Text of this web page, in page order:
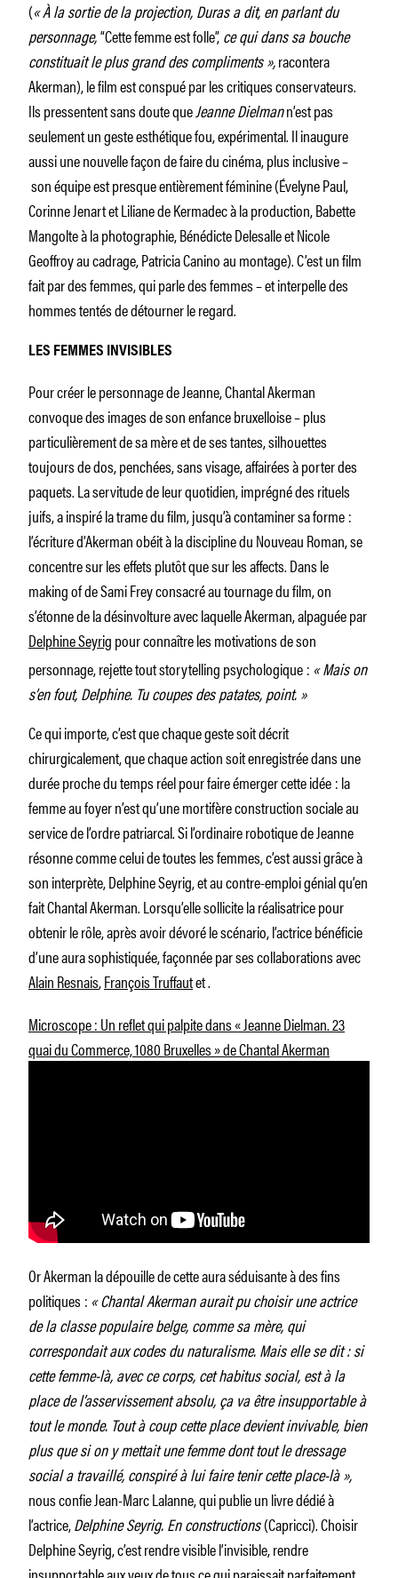
(« À la sortie de la projection, Duras a dit, en parlant du
personnage,“Cette femme est folle”,ce qui dans sa bouche
constituait le plus grand des compliments »,racontera
Akerman), le film est conspué par les critiques conservateurs.
Ils pressentent sans doute queJeanne Dielmann’est pas
seulement un geste esthétique fou, expérimental. Il inaugure
aussi une nouvelle façon de faire du cinéma, plus inclusive –
son équipe est presque entièrement féminine (Évelyne Paul,
Corinne Jenart et Liliane de Kermadec à la production, Babette
Mangolte à la photographie, Bénédicte Delesalle et Nicole
Geoffroy au cadrage, Patricia Canino au montage). C’est un film
fait par des femmes, qui parle des femmes – et interpelle des
hommes tentés de détourner le regard.
LES FEMMES INVISIBLES
Pour créer le personnage de Jeanne, Chantal Akerman
convoque des images de son enfance bruxelloise – plus
particulièrement de sa mère et de ses tantes, silhouettes
toujours de dos, penchées, sans visage, affairées à porter des
paquets. La servitude de leur quotidien, imprégné des rituels
juifs, a inspiré la trame du film, jusqu’à contaminer sa forme :
l’écriture d’Akerman obéit à la discipline du Nouveau Roman, se
concentre sur les effets plutôt que sur les affects. Dans le
making of de Sami Frey consacré au tournage du film, on
s’étonne de la désinvolture avec laquelle Akerman, alpaguée par
Delphine Seyrigpour connaître les motivations de son
personnage, rejette tout storytelling psychologique : « Mais on
s’en fout, Delphine. Tu coupes des patates, point. »
Ce qui importe, c’est que chaque geste soit décrit
chirurgicalement, que chaque action soit enregistrée dans une
durée proche du temps réel pour faire émerger cette idée : la
femme au foyer n’est qu’une mortifère construction sociale au
service de l’ordre patriarcal. Si l’ordinaire robotique de Jeanne
résonne comme celui de toutes les femmes, c’est aussi grâce à
son interprète, Delphine Seyrig, et au contre-­emploi génial qu’en
fait Chantal Akerman. Lorsqu’elle sollicite la réalisatrice pour
obtenir le rôle, après avoir dévoré le scénario, l’actrice bénéficie
d’une aura sophistiquée, façonnée par ses collaborations avec
Alain Resnais,François Truffautet.
Microscope : Un reflet qui palpite dans « Jeanne Dielman. 23
quai du Commerce, 1080 Bruxelles » de Chantal Akerman
Or Akerman la dépouille de cette aura séduisante à des fins
politiques : « Chantal Akerman aurait pu choisir une actrice
de la classe populaire belge, comme sa mère, qui
correspondait aux codes du naturalisme. Mais elle se dit : si
cette femme-là, avec ce corps, cet habitus social, est à la
place de l’asservissement absolu, ça va être insupportable à
tout le monde. Tout à coup cette place devient invivable, bien
plus que si on y mettait une femme dont tout le dressage
social a travaillé, conspiré à lui faire tenir cette place-là »,
nous confie Jean-Marc Lalanne, qui publie un livre dédié à
l’actrice,Delphine Seyrig. En constructions(Capricci). Choisir
Delphine Seyrig, c’est rendre visible l’invisible, rendre
insupportable aux yeux de tous ce qui paraissait parfaitement